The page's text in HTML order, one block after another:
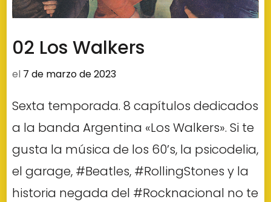
02 Los Walkers
el 7 de marzo de 2023
Sexta temporada. 8 capítulos dedicados
a la banda Argentina «Los Walkers». Si te
gusta la música de los 60’s, la psicodelia,
el garage, #Beatles, #RollingStones y la
historia negada del #Rocknacional no te